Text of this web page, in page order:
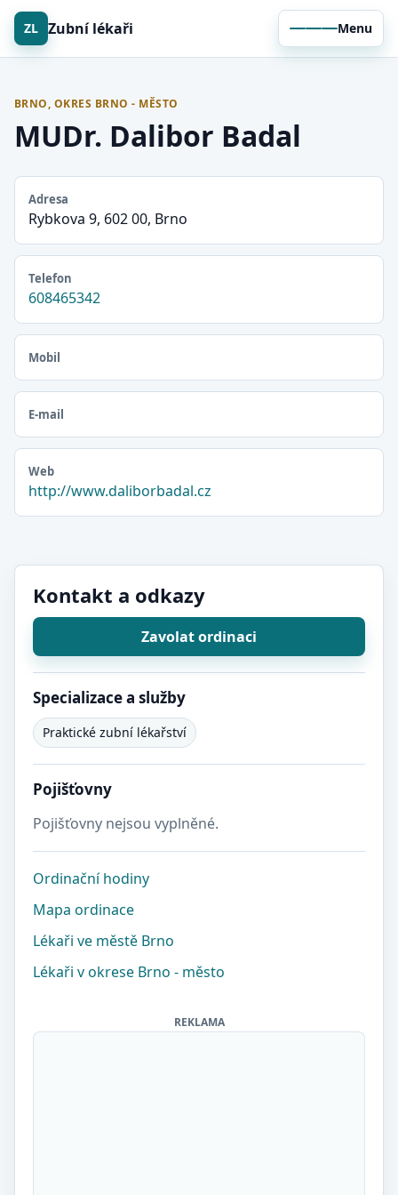
ZL Zubní lékaři Menu
BRNO, OKRES BRNO - MĚSTO
MUDr. Dalibor Badal
Adresa
Rybkova 9, 602 00, Brno
Telefon
608465342
Mobil
E-mail
Web
http://www.daliborbadal.cz
Kontakt a odkazy
Zavolat ordinaci
Specializace a služby
Praktické zubní lékařství
Pojišťovny
Pojišťovny nejsou vyplněné.
Ordinační hodiny
Mapa ordinace
Lékaři ve městě Brno
Lékaři v okrese Brno - město
REKLAMA